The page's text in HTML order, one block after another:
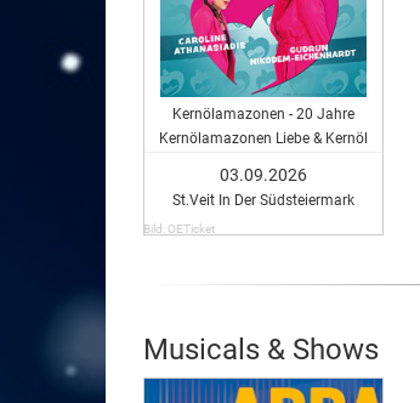
Kernölamazonen - 20 Jahre
Kernölamazonen Liebe & Kernöl
03.09.2026
St.Veit In Der Südsteiermark
Bild: OETicket
Musicals & Shows